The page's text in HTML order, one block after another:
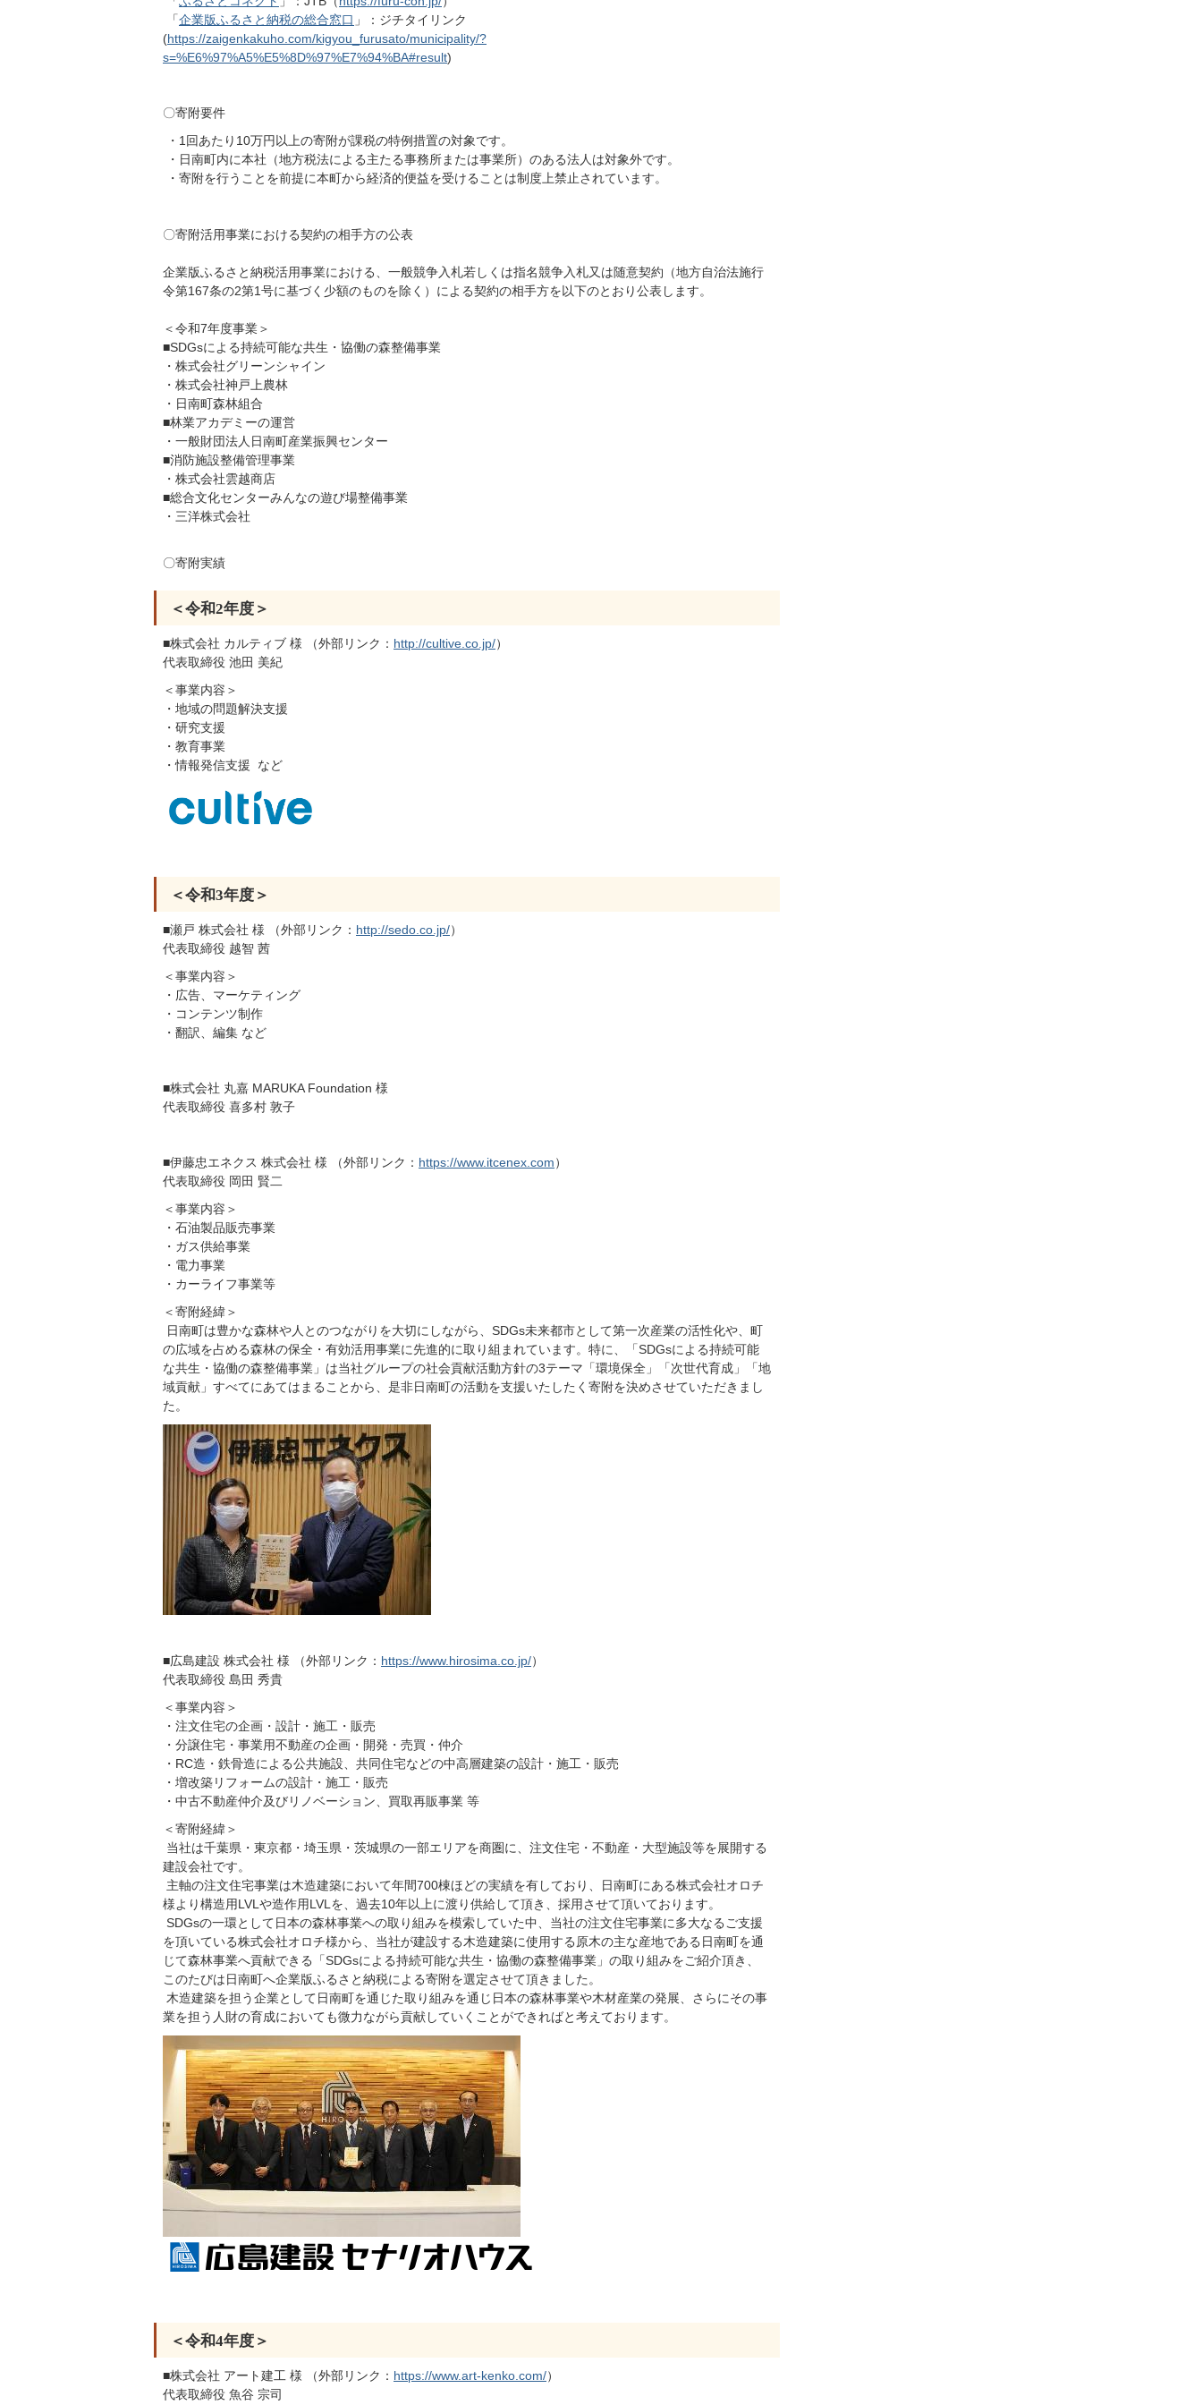
「企業版ふるさと納税の総合窓口 」：ジチタイリンク
(https://zaigenkakuho.com/kigyou_furusato/municipality/?
s=%E6%97%A5%E5%8D%97%E7%94%BA#result)
〇寄附要件
・1回あたり10万円以上の寄附が課税の特例措置の対象です。
・日南町内に本社（地方税法による主たる事務所または事業所）のある法人は対象外です。
・寄附を行うことを前提に本町から経済的便益を受けることは制度上禁止されています。
〇寄附活用事業における契約の相手方の公表
企業版ふるさと納税活⽤事業における、⼀般競争⼊札若しくは指名競争⼊札⼜は随意契約（地⽅⾃治法施⾏
令第167条の2第1号に基づく少額のものを除く）による契約の相⼿⽅を以下のとおり公表します。
＜令和7年度事業＞
■SDGsによる持続可能な共生・協働の森整備事業
・株式会社グリーンシャイン
・株式会社神戸上農林
・日南町森林組合
■林業アカデミーの運営
・一般財団法人日南町産業振興センター
■消防施設整備管理事業
・株式会社雲越商店
■総合文化センターみんなの遊び場整備事業
・三洋株式会社
〇寄附実績
＜令和2年度＞
■株式会社 カルティブ 様 （外部リンク： http://cultive.co.jp/）
代表取締役 池田 美紀
＜事業内容＞
・地域の問題解決支援
・研究支援
・教育事業
・情報発信支援 など
＜令和3年度＞
■瀬戸 株式会社 様 （外部リンク： http://sedo.co.jp/）
代表取締役 越智 茜
＜事業内容＞
・広告、マーケティング
・コンテンツ制作
・翻訳、編集 など
■株式会社 丸嘉 MARUKA Foundation 様
代表取締役 喜多村 敦子
■伊藤忠エネクス 株式会社 様 （外部リンク： https://www.itcenex.com）
代表取締役 岡田 賢二
＜事業内容＞
・石油製品販売事業
・ガス供給事業
・電力事業
・カーライフ事業等
＜寄附経緯＞
日南町は豊かな森林や人とのつながりを大切にしながら、SDGs未来都市として第一次産業の活性化や、町
の広域を占める森林の保全・有効活用事業に先進的に取り組まれています。特に、「SDGsによる持続可能
な共生・協働の森整備事業」は当社グループの社会貢献活動方針の3テーマ「環境保全」「次世代育成」「地
域貢献」すべてにあてはまることから、是非日南町の活動を支援いたしたく寄附を決めさせていただきまし
た。
■広島建設 株式会社 様 （外部リンク： https://www.hirosima.co.jp/）
代表取締役 島田 秀貴
＜事業内容＞
・注文住宅の企画・設計・施工・販売
・分譲住宅・事業用不動産の企画・開発・売買・仲介
・RC造・鉄骨造による公共施設、共同住宅などの中高層建築の設計・施工・販売
・増改築リフォームの設計・施工・販売
・中古不動産仲介及びリノベーション、買取再販事業 等
＜寄附経緯＞
当社は千葉県・東京都・埼玉県・茨城県の一部エリアを商圏に、注文住宅・不動産・大型施設等を展開する
建設会社です。
主軸の注文住宅事業は木造建築において年間700棟ほどの実績を有しており、日南町にある株式会社オロチ
様より構造用LVLや造作用LVLを、過去10年以上に渡り供給して頂き、採用させて頂いております。
SDGsの一環として日本の森林事業への取り組みを模索していた中、当社の注文住宅事業に多大なるご支援
を頂いている株式会社オロチ様から、当社が建設する木造建築に使用する原木の主な産地である日南町を通
じて森林事業へ貢献できる「SDGsによる持続可能な共生・協働の森整備事業」の取り組みをご紹介頂き、
このたびは日南町へ企業版ふるさと納税による寄附を選定させて頂きました。
木造建築を担う企業として日南町を通じた取り組みを通じ日本の森林事業や木材産業の発展、さらにその事
業を担う人財の育成においても微力ながら貢献していくことができればと考えております。
＜令和4年度＞
■株式会社 アート建工 様 （外部リンク： https://www.art-kenko.com/）
代表取締役 魚谷 宗司